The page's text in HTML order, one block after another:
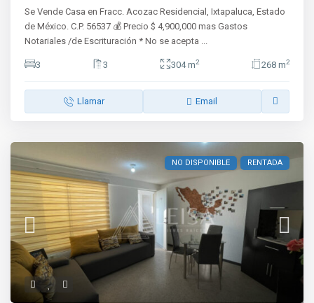
Se Vende Casa en Fracc. Acozac Residencial, Ixtapaluca, Estado
de México. C.P. 56537 💰 Precio $ 4,900,000 mas Gastos
Notariales /de Escrituración * No se acepta ...
3 3 304 m2 268 m2
Llamar Email
NO DISPONIBLE RENTADA